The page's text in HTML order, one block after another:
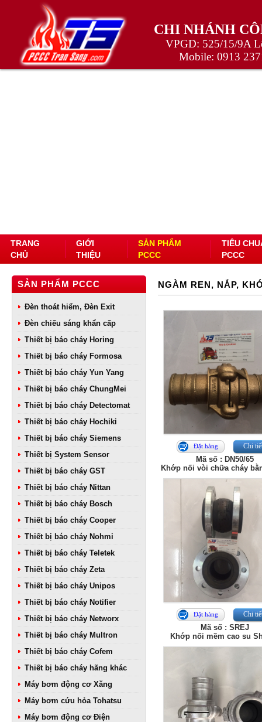
CHI NHÁNH
VPGD: 525/15/9A
Mobile: 0913
TRANG
CHỦ
GIỚI
THIỆU
SẢN PHẨM
PCCC
TIÊU
PCCC
SẢN PHẨM PCCC
Đèn thoát hiểm, Đèn Exit
Đèn chiếu sáng khẩn cấp
Thiết bị báo cháy Horing
Thiết bị báo cháy Formosa
Thiết bị báo cháy Yun Yang
Thiết bị báo cháy ChungMei
Thiết bị báo cháy Detectomat
Thiết bị báo cháy Hochiki
Thiết bị báo cháy Siemens
Thiết bị System Sensor
Thiết bị báo cháy GST
Thiết bị báo cháy Nittan
Thiết bị báo cháy Bosch
Thiết bị báo cháy Cooper
Thiết bị báo cháy Nohmi
Thiết bị báo cháy Teletek
Thiết bị báo cháy Zeta
Thiết bị báo cháy Unipos
Thiết bị báo cháy Notifier
Thiết bị báo cháy Networx
Thiết bị báo cháy Multron
Thiết bị báo cháy Cofem
Thiết bị báo cháy hãng khác
Máy bơm động cơ Xăng
Máy bơm cứu hỏa Tohatsu
Máy bơm động cơ Điện
NGÀM REN, NẮP,
Đặt hàng Chi
Mã số : DN50/65
Khớp nối vòi chữa cháy
Đặt hàng Chi
Mã số : SREJ
Khớp nối mềm cao su